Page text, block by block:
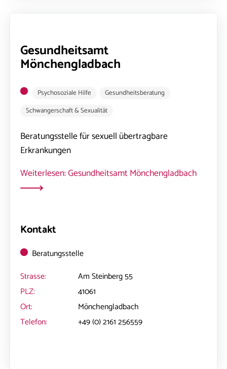
Gesundheitsamt
Mönchengladbach
Psychosoziale Hilfe
Gesundheitsberatung
Schwangerschaft & Sexualität
Beratungsstelle für sexuell übertragbare
Erkrankungen
Weiterlesen: Gesundheitsamt Mönchengladbach
Kontakt
Beratungsstelle
Strasse:
Am Steinberg 55
PLZ:
41061
Ort:
Mönchengladbach
Telefon:
+49 (0) 2161 256559